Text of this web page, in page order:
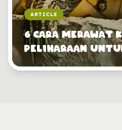
ARTICLE
6 Cara Merawat
Peliharaan